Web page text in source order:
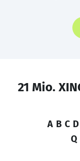
21 Mio.
A B C D
Q